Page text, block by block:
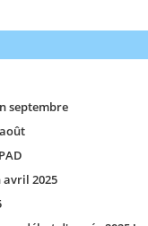
septembre
2025